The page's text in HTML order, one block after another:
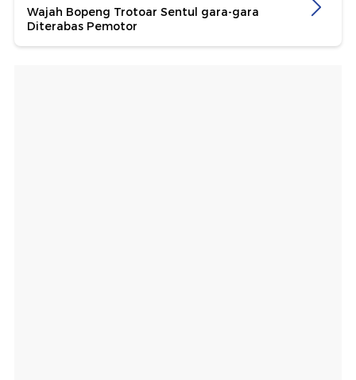
Wajah Bopeng Trotoar Sentul gara-gara
Diterabas Pemotor